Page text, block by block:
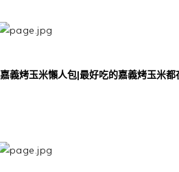
嘉義烤玉米懶人包|最好吃的嘉義烤玉米